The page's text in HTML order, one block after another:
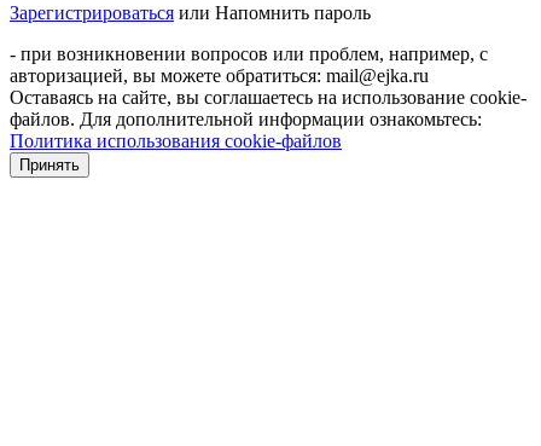
Зарегистрироваться или Напомнить пароль
- при возникновении вопросов или проблем, например, с
авторизацией, вы можете обратиться: mail@ejka.ru
Оставаясь на сайте, вы соглашаетесь на использование cookie-
файлов. Для дополнительной информации ознакомьтесь:
Политика использования cookie-файлов
Принять